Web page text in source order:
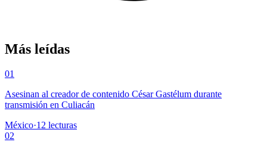
Más leídas
01
Asesinan al creador de contenido César Gastélum durante
transmisión en Culiacán
México·12 lecturas
02